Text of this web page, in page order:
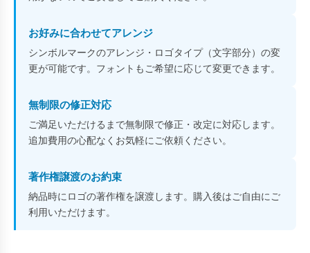
お好みに合わせてアレンジ
シンボルマークのアレンジ・ロゴタイプ（文字部分）の変
更が可能です。フォントもご希望に応じて変更できます。
無制限の修正対応
ご満足いただけるまで無制限で修正・改定に対応します。
追加費用の心配なくお気軽にご依頼ください。
著作権譲渡のお約束
納品時にロゴの著作権を譲渡します。購入後はご自由にご
利用いただけます。